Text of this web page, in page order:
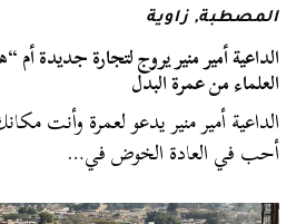
المصطبة, زاوية
الداعية أمير منير يروج لتجارة جديدة
العلماء من عمرة البدل
الداعية أمير منير يدعو لعمرة وأنت
أحب في العادة الخوض في…